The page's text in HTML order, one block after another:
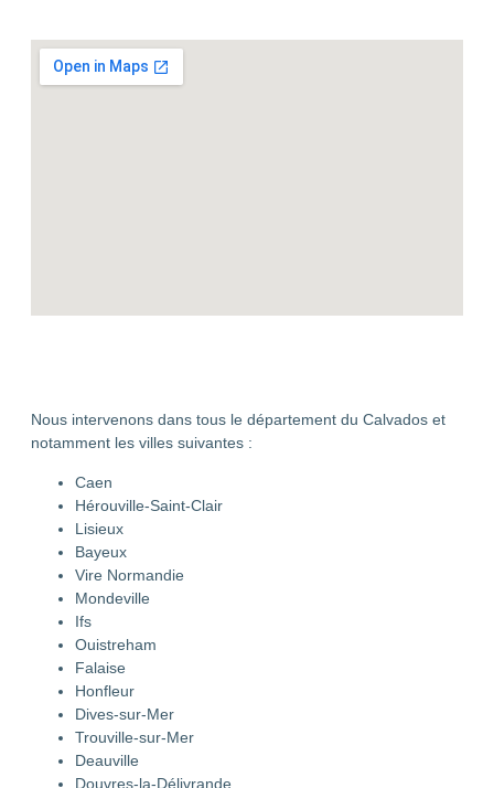
Nous intervenons dans tous le département du Calvados et
notamment les villes suivantes :
Caen
Hérouville-Saint-Clair
Lisieux
Bayeux
Vire Normandie
Mondeville
Ifs
Ouistreham
Falaise
Honfleur
Dives-sur-Mer
Trouville-sur-Mer
Deauville
Douvres-la-Délivrande